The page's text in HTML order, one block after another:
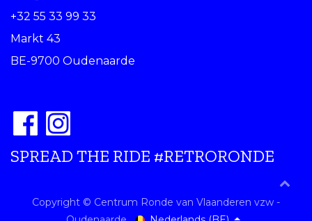
+32 55 33 99 33
Markt 43
BE-9700 Oudenaarde
SPREAD THE RIDE #RETRORONDE
Copyright © Centrum Ronde van Vlaanderen vzw -